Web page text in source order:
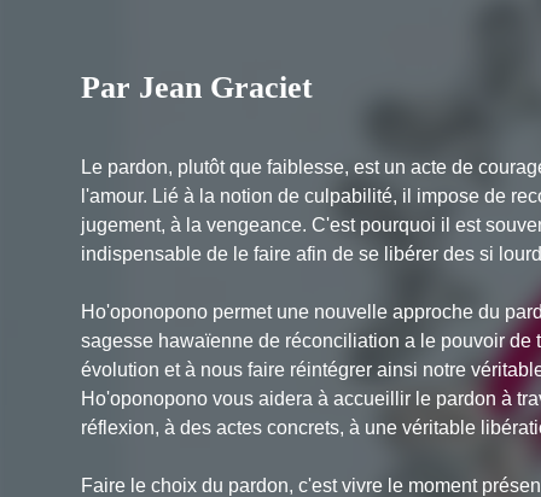
Par Jean Graciet
Le pardon, plutôt que faiblesse, est un acte de
l'amour. Lié à la notion de culpabilité, il impose de
jugement, à la vengeance. C'est pourquoi il est
indispensable de le faire afin de se libérer des si
Ho'oponopono permet une nouvelle approche du
sagesse hawaïenne de réconciliation a le pouvoir
évolution et à nous faire réintégrer ainsi notre
Ho'oponopono vous aidera à accueillir le pardon à
réflexion, à des actes concrets, à une véritable
Faire le choix du pardon, c'est vivre le moment